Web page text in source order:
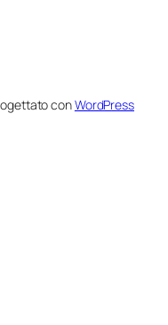
conWordPress